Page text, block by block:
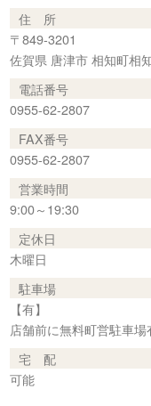
住 所
〒849-3201
佐賀県 唐津市 相知町相
電話番号
0955-62-2807
FAX番号
0955-62-2807
営業時間
9:00～19:30
定休日
木曜日
駐車場
【有】
店舗前に無料町営駐車場
宅 配
可能